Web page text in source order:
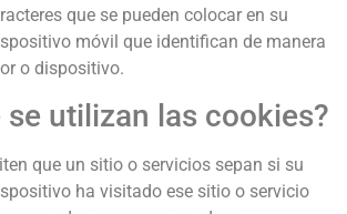
que se pueden colocar en su
móvil que identifican de manera
o dispositivo.
se utilizan las cookies?
que un sitio o servicios sepan si su
ha visitado ese sitio o servicio